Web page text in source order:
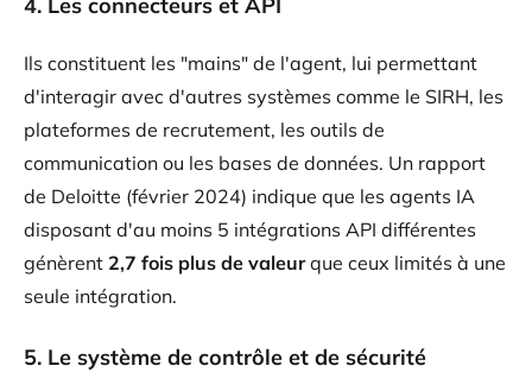
Ils constituent les "mains" de l'agent, lui permettant
d'interagir avec d'autres systèmes comme le SIRH, les
plateformes de recrutement, les outils de
communication ou les bases de données. Un rapport
de Deloitte (février 2024) indique que les agents IA
disposant d'au moins 5 intégrations API différentes
génèrent 2,7 fois plus de valeurque ceux limités à une
seule intégration.
5. Le système de contrôle et de sécurité